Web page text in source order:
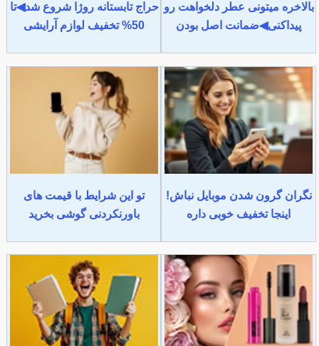
بالاخره میتونی عطر دلخواهت رو
پیداکنی◀ضمانت اصل بودن
حراج تابستانه روژا شروع شد◀تا
50% تخفیف لوازم آرایشی
نگران گرون شدن موبایل نباش!
اینجا تخفیف خوبی داره
تو این شرایط با قیمت های
باورنکردنی گوشی بخرید